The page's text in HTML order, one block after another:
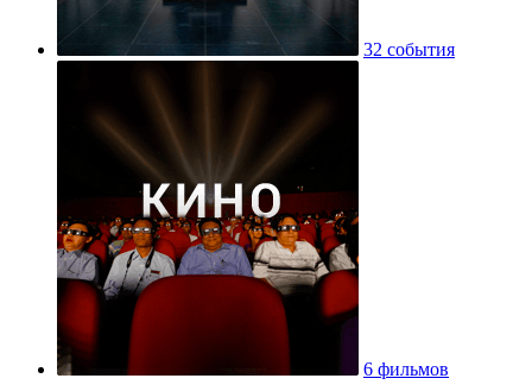
32 события
6 фильмов